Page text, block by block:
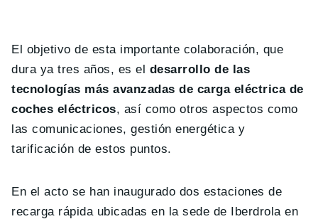
El objetivo de esta importante colaboración, que
dura ya tres años, es el desarrollo de las
tecnologías más avanzadas de carga eléctrica de
coches eléctricos, así como otros aspectos como
las comunicaciones, gestión energética y
tarificación de estos puntos.
En el acto se han inaugurado dos estaciones de
recarga rápida ubicadas en la sede de Iberdrola en